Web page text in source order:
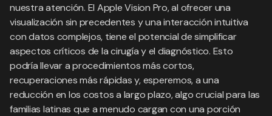
nuestra atención. El Apple Vision Pro, al ofrecer una
visualización sin precedentes y una interacción intuitiva
con datos complejos, tiene el potencial de simplificar
aspectos críticos de la cirugía y el diagnóstico. Esto
podría llevar a procedimientos más cortos,
recuperaciones más rápidas y, esperemos, a una
reducción en los costos a largo plazo, algo crucial para las
familias latinas que a menudo cargan con una porción